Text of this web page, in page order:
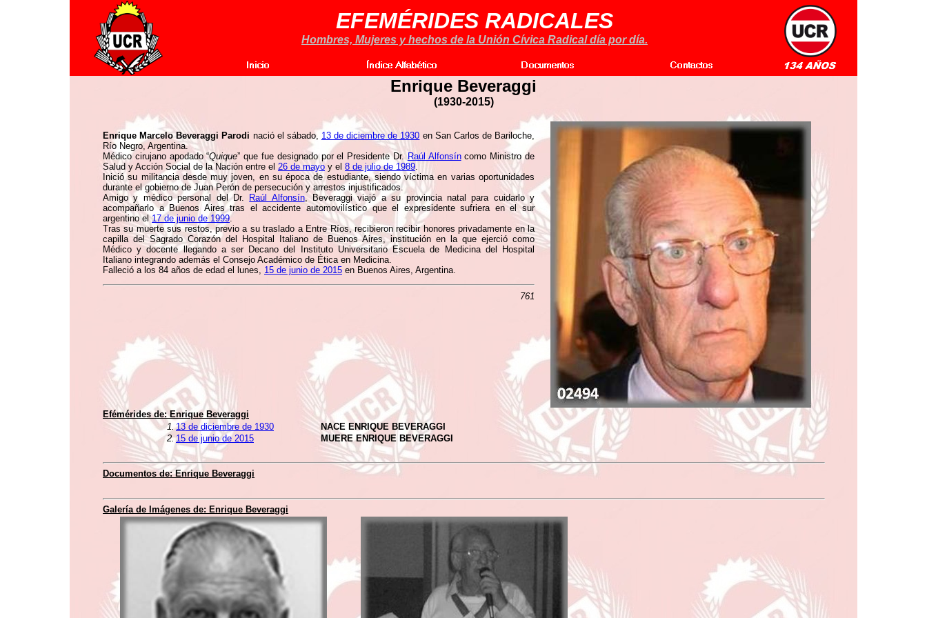
EFEMÉRIDES RADICALES
Hombres, Mujeres y hechos de la Unión Cívica Radical día por día.
Enrique Beveraggi
(1930-2015)
Enrique Marcelo Beveraggi Parodi nació el sábado, 13 de diciembre de 1930 en San Carlos de Bariloche,
Río Negro, Argentina.
Médico cirujano apodado “Quique” que fue designado por el Presidente Dr.Raúl Alfonsíncomo Ministro de
Salud y Acción Social de la Nación entre el 26 de mayo y el 8 de julio de 1989.
Inició su militancia desde muy joven, en su época de estudiante, siendo víctima en varias oportunidades
durante el gobierno de Juan Perón de persecución y arrestos injustificados.
Amigo y médico personal del Dr.
Raúl Alfonsín, Beveraggi viajó a su provincia natal para cuidarlo y
acompañarlo a Buenos Aires tras el accidente automovilístico que el expresidente sufriera en el sur
argentino el17 de junio de 1999.
Tras su muerte sus restos, previo a su traslado a Entre Ríos, recibieron recibir honores privadamente en la
capilla del Sagrado Corazón del Hospital Italiano de Buenos Aires, institución en la que ejerció como
Médico y docente llegando a ser Decano del Instituto Universitario Escuela de Medicina del Hospital
Italiano integrando además el Consejo Académico de Ética en Medicina.
Falleció a los 84 años de edad el lunes, 15 de junio de 2015 en Buenos Aires, Argentina.
761
Efémérides de: Enrique Beveraggi
1.13 de diciembre de 1930
NACE ENRIQUE BEVERAGGI
2. 15 de junio de 2015 MUERE ENRIQUE BEVERAGGI
Documentos de: Enrique Beveraggi
Galería de Imágenes de: Enrique Beveraggi